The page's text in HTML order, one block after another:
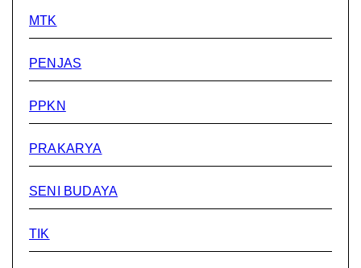
MTK
PENJAS
PPKN
PRAKARYA
SENI BUDAYA
TIK